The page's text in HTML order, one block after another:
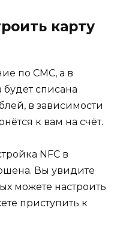
карту
по СМС, а в
будет списана
в зависимости
к вам на счёт.
NFC в
Вы увидите
можете настроить
приступить к